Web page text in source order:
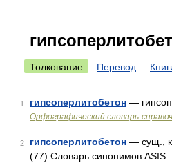
Толкование Перевод
1 гипсоперлитобетон —
Орфографический словарь-
2 гипсоперлитобетон — сущ.,
(77) Словарь синонимов